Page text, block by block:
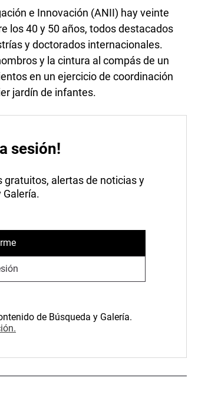
e Innovación (ANII) hay veinte
los 40 y 50 años, todos destacados
y doctorados internacionales.
y la cintura al compás de un
en un ejercicio de coordinación
jardín de infantes.
sesión!
gratuitos, alertas de noticias y
de Búsqueda y Galería.